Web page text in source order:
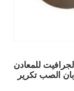
للمعادن
الصب تكرير